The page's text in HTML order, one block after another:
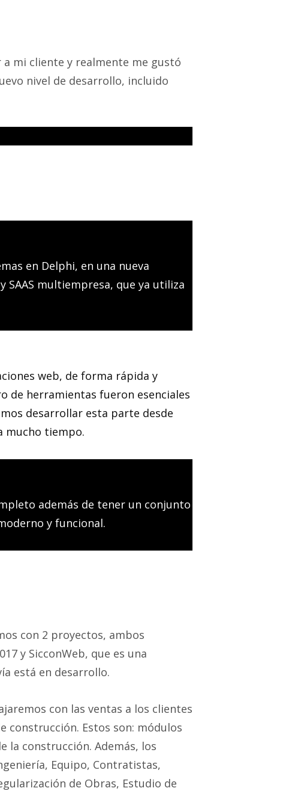
mi cliente y realmente me gustó
nivel de desarrollo, incluido
en Delphi, en una nueva
multiempresa, que ya utiliza
web, de forma rápida y
de herramientas fueron esenciales
desarrollar esta parte desde
mucho tiempo.
además de tener un conjunto
y funcional.
con 2 proyectos, ambos
y SicconWeb, que es una
está en desarrollo.
con las ventas a los clientes
construcción. Estos son: módulos
la construcción. Además, los
Equipo, Contratistas,
de Obras, Estudio de